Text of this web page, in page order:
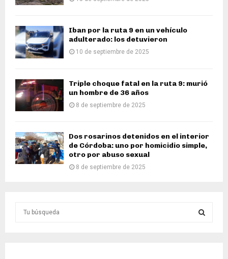
Iban por la ruta 9 en un vehículo
adulterado: los detuvieron
10 de septiembre de 2025
Triple choque fatal en la ruta 9: murió
un hombre de 36 años
8 de septiembre de 2025
Dos rosarinos detenidos en el interior
de Córdoba: uno por homicidio simple,
otro por abuso sexual
8 de septiembre de 2025